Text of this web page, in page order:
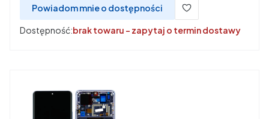
Powiadom mnie o dostępności
Dostępność:brak towaru - zapytaj o termin dostawy